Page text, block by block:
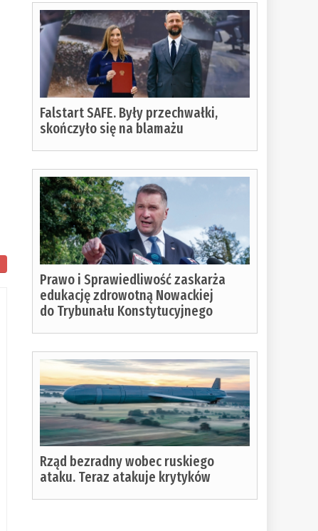
Falstart SAFE. Były przechwałki,
skończyło się na blamażu
Prawo i Sprawiedliwość zaskarża
edukację zdrowotną Nowackiej
do Trybunału Konstytucyjnego
Rząd bezradny wobec ruskiego
ataku. Teraz atakuje krytyków